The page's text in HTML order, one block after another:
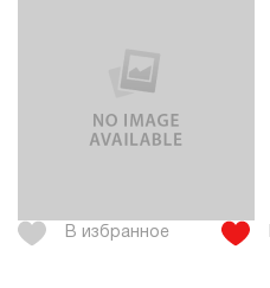
В избранное